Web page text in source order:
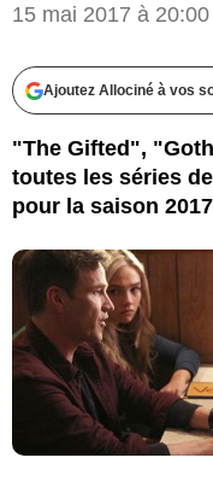
15 mai 2017 à 20:00
Ajoutez Allociné à vos
"The Gifted",
toutes les séries
pour la saison